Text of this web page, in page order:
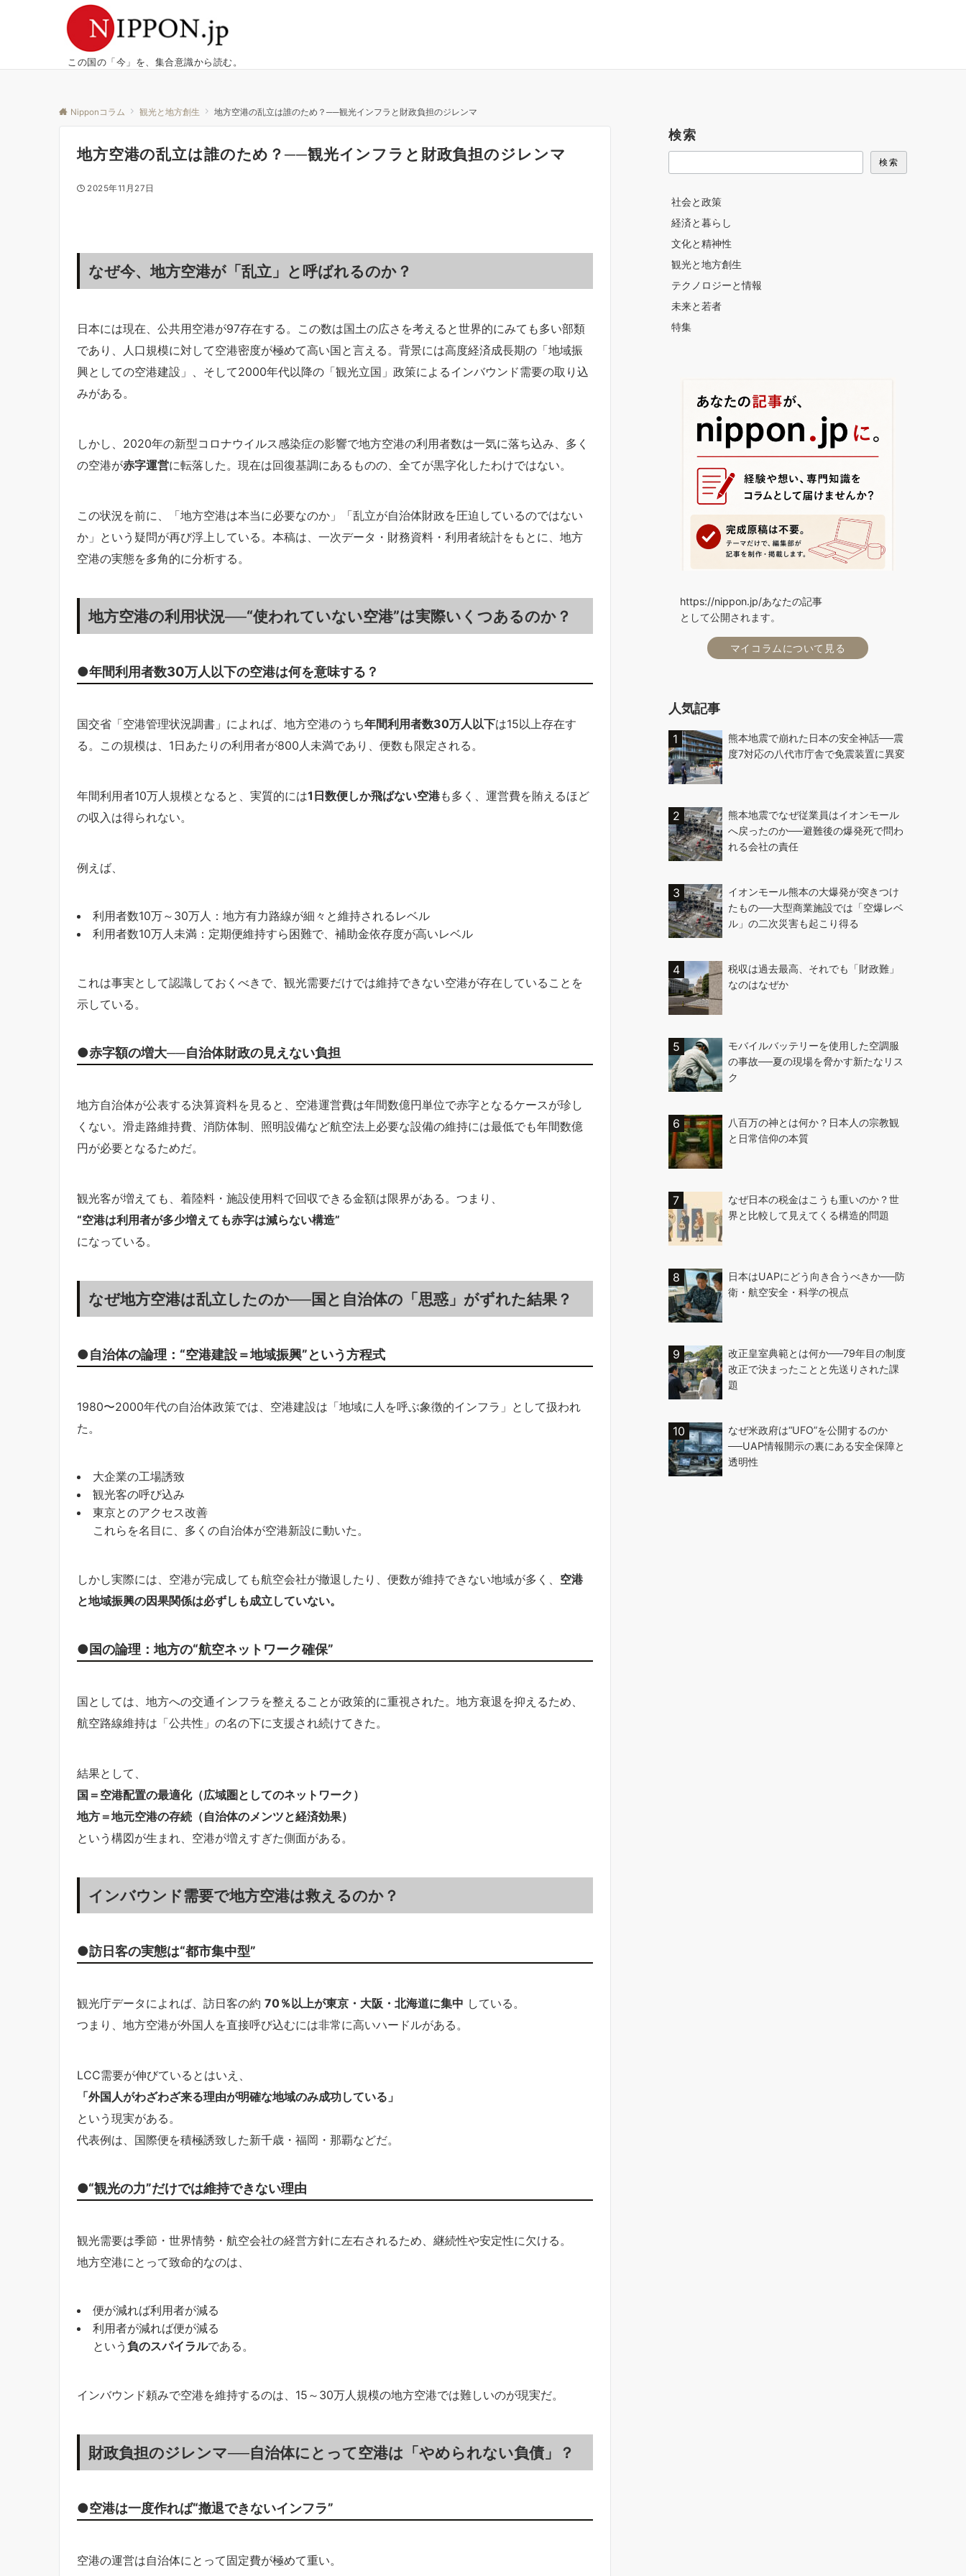
この国の「今」を、集合意識から読む。
Nipponコラム 観光と地方創生 地方空港の乱立は誰のため？──観光インフラと財政負担のジレンマ
地方空港の乱立は誰のため？──観光インフラと財政負担のジレンマ
2025年11月27日
なぜ今、地方空港が「乱立」と呼ばれるのか？
日本には現在、公共用空港が97存在する。この数は国土の広さを考えると世界的にみても多い部類
であり、人口規模に対して空港密度が極めて高い国と言える。背景には高度経済成長期の「地域振
興としての空港建設」、そして2000年代以降の「観光立国」政策によるインバウンド需要の取り込
みがある。
しかし、2020年の新型コロナウイルス感染症の影響で地方空港の利用者数は一気に落ち込み、多く
の空港が赤字運営に転落した。現在は回復基調にあるものの、全てが黒字化したわけではない。
この状況を前に、「地方空港は本当に必要なのか」「乱立が自治体財政を圧迫しているのではない
か」という疑問が再び浮上している。本稿は、一次データ・財務資料・利用者統計をもとに、地方
空港の実態を多角的に分析する。
地方空港の利用状況──“使われていない空港”は実際いくつあるのか？
●年間利用者数30万人以下の空港は何を意味する？
国交省「空港管理状況調書」によれば、地方空港のうち年間利用者数30万人以下は15以上存在す
る。この規模は、1日あたりの利用者が800人未満であり、便数も限定される。
年間利用者10万人規模となると、実質的には1日数便しか飛ばない空港も多く、運営費を賄えるほど
の収入は得られない。
例えば、
利用者数10万～30万人：地方有力路線が細々と維持されるレベル
利用者数10万人未満：定期便維持すら困難で、補助金依存度が高いレベル
これは事実として認識しておくべきで、観光需要だけでは維持できない空港が存在していることを
示している。
●赤字額の増大──自治体財政の見えない負担
地方自治体が公表する決算資料を見ると、空港運営費は年間数億円単位で赤字となるケースが珍し
くない。滑走路維持費、消防体制、照明設備など航空法上必要な設備の維持には最低でも年間数億
円が必要となるためだ。
観光客が増えても、着陸料・施設使用料で回収できる金額は限界がある。つまり、
“空港は利用者が多少増えても赤字は減らない構造”
になっている。
なぜ地方空港は乱立したのか──国と自治体の「思惑」がずれた結果？
●自治体の論理：“空港建設＝地域振興”という方程式
1980〜2000年代の自治体政策では、空港建設は「地域に人を呼ぶ象徴的インフラ」として扱われ
た。
大企業の工場誘致
観光客の呼び込み
東京とのアクセス改善
これらを名目に、多くの自治体が空港新設に動いた。
しかし実際には、空港が完成しても航空会社が撤退したり、便数が維持できない地域が多く、 空港
と地域振興の因果関係は必ずしも成立していない。
●国の論理：地方の“航空ネットワーク確保”
国としては、地方への交通インフラを整えることが政策的に重視された。地方衰退を抑えるため、
航空路線維持は「公共性」の名の下に支援され続けてきた。
結果として、
国＝空港配置の最適化（広域圏としてのネットワーク）
地方＝地元空港の存続（自治体のメンツと経済効果）
という構図が生まれ、空港が増えすぎた側面がある。
インバウンド需要で地方空港は救えるのか？
●訪日客の実態は“都市集中型”
観光庁データによれば、訪日客の約 70％以上が東京・大阪・北海道に集中 している。
つまり、地方空港が外国人を直接呼び込むには非常に高いハードルがある。
LCC需要が伸びているとはいえ、
「外国人がわざわざ来る理由が明確な地域のみ成功している」
という現実がある。
代表例は、国際便を積極誘致した新千歳・福岡・那覇などだ。
●“観光の力”だけでは維持できない理由
観光需要は季節・世界情勢・航空会社の経営方針に左右されるため、継続性や安定性に欠ける。
地方空港にとって致命的なのは、
便が減れば利用者が減る
利用者が減れば便が減る
という 負のスパイラルである。
インバウンド頼みで空港を維持するのは、15～30万人規模の地方空港では難しいのが現実だ。
財政負担のジレンマ──自治体にとって空港は「やめられない負債」？
●空港は一度作れば“撤退できないインフラ”
空港の運営は自治体にとって固定費が極めて重い。
検索
検索
社会と政策
経済と暮らし
文化と精神性
観光と地方創生
テクノロジーと情報
未来と若者
特集
https://nippon.jp/あなたの記事
として公開されます。
マイコラムについて見る
人気記事
熊本地震で崩れた日本の安全神話──震
度7対応の八代市庁舎で免震装置に異変
熊本地震でなぜ従業員はイオンモール
へ戻ったのか──避難後の爆発死で問わ
れる会社の責任
イオンモール熊本の大爆発が突きつけ
たもの──大型商業施設では「空爆レベ
ル」の二次災害も起こり得る
税収は過去最高、それでも「財政難」
なのはなぜか
モバイルバッテリーを使用した空調服
の事故──夏の現場を脅かす新たなリス
ク
八百万の神とは何か？日本人の宗教観
と日常信仰の本質
なぜ日本の税金はこうも重いのか？世
界と比較して見えてくる構造的問題
日本はUAPにどう向き合うべきか──防
衛・航空安全・科学の視点
改正皇室典範とは何か──79年目の制度
改正で決まったことと先送りされた課
題
なぜ米政府は“UFO”を公開するのか
──UAP情報開示の裏にある安全保障と
透明性